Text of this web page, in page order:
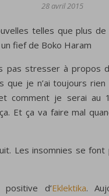
28 avril 2015
fief de Boko Haram
pas stresser à propos
que je n’ai toujours
comment je serai au
Et ça va faire mal
Les insomnies se
positive d’Eklektika.